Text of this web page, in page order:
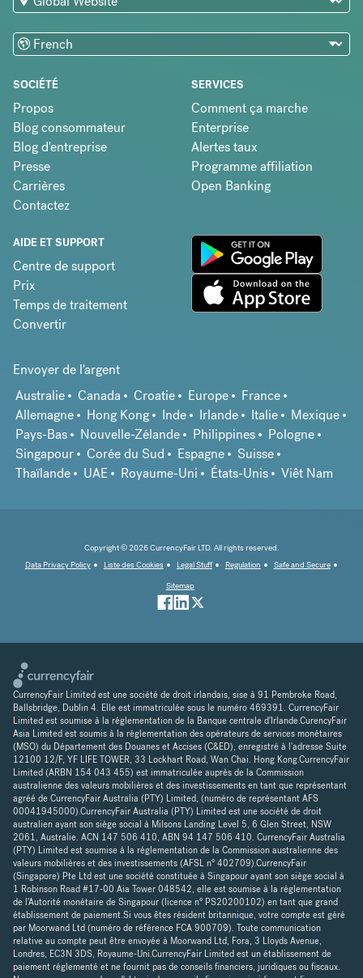
SOCIÉTÉ
Propos
Blog consommateur
Blog d'entreprise
Presse
Carrières
Contactez
SERVICES
Comment ça marche
Enterprise
Alertes taux
Programme affiliation
Open Banking
AIDE ET SUPPORT
Centre de support
Prix
Temps de traitement
Convertir
Envoyer de l'argent
Australie
Canada Croatie Europe
France
Allemagne
Hong Kong Inde Irlande Italie
Mexique
Pays-Bas
Nouvelle-Zélande Philippines
Pologne
Singapour
Corée du Sud Espagne
Suisse
Thaïlande
UAE Royaume-Uni États-Unis Viêt Nam
Copyright © 2026 CurrencyFair LTD. All rights reserved.
Data Privacy Policy
Liste des Cookies Legal Stuff Regulation
Safe and Secure
Sitemap
CurrencyFair Limited est une société de droit irlandais, sise à 91 Pembroke Road,
Ballsbridge, Dublin 4. Elle est immatriculée sous le numéro 469391. CurrencyFair
Limited est soumise à la réglementation de la Banque centrale d'Irlande.CurencyFair
Asia Limited est soumis à la réglementation des opérateurs de services monétaires
(MSO) du Département des Douanes et Accises (C&ED), enregistré à l'adresse Suite
12100 12/F, YF LIFE TOWER, 33 Lockhart Road, Wan Chai. Hong Kong.CurrencyFair
Limited (ARBN 154 043 455) est immatriculée auprès de la Commission
australienne des valeurs mobilières et des investissements en tant que représentant
agréé de CurrencyFair Australia (PTY) Limited, (numéro de représentant AFS
00041945000).CurrencyFair Australia (PTY) Limited est une société de droit
australien ayant son siège social à Milsons Landing Level 5, 6 Glen Street, NSW
2061, Australie. ACN 147 506 410, ABN 94 147 506 410. CurrencyFair Australia
(PTY) Limited est soumise à la réglementation de la Commission australienne des
valeurs mobilières et des investissements (AFSL n° 402709).CurrencyFair
(Singapore) Pte Ltd est une société constituée à Singapour ayant son siège social à
1 Robinson Road #17-00 Aia Tower 048542, elle est soumise à la réglementation
de l'Autorité monétaire de Singapour (licence n° PS20200102) en tant que grand
établissement de paiement.Si vous êtes résident britannique, votre compte est géré
par Moorwand Ltd (numéro de référence FCA 900709). Toute communication
relative au compte peut être envoyée à Moorwand Ltd, Fora, 3 Lloyds Avenue,
Londres, EC3N 3DS, Royaume-Uni.CurrencyFair Limited est un établissement de
paiement réglementé et ne fournit pas de conseils financiers, juridiques ou fiscaux.